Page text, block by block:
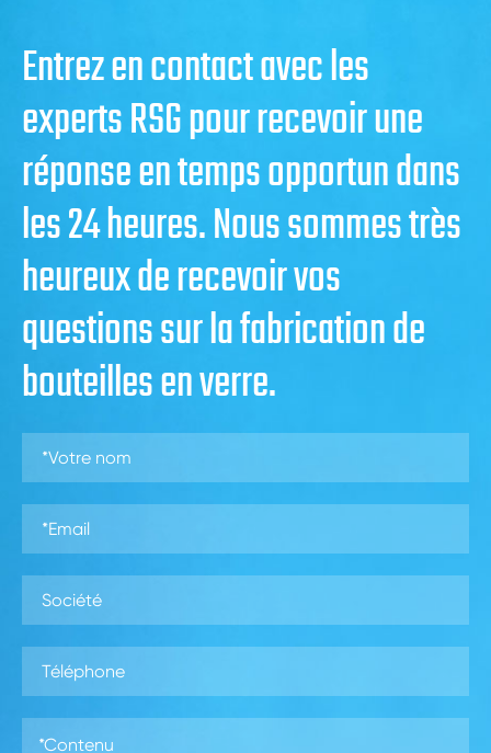
Entrez en contact avec les
experts RSG pour recevoir une
réponse en temps opportun dans
les 24 heures. Nous sommes très
heureux de recevoir vos
questions sur la fabrication de
bouteilles en verre.